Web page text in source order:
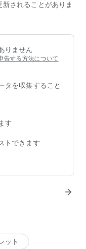
法には、以下のとお
普通預金口座をお持
・Smart Debit）】
）、みずほ銀行に普
の利用料や年会費は
座情報を登録し、ア
ぐに利用できます。
マートフォンをかざ
されることがありま
りません
告する方法について
タを収集すること
す
トできます
arrow_forward
ット